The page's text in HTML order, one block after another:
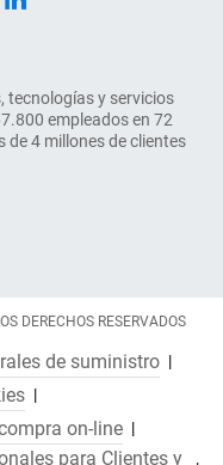
tecnologías y servicios
empleados en 72
de 4 millones de clientes
DERECHOS RESERVADOS
de suministro
on-line
para Clientes y